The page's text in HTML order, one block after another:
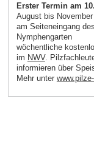
Erster Termin am
August bis
am Seiteneingang
Nymphengarten
wöchentliche
im NWV.
informieren über
Mehr unter